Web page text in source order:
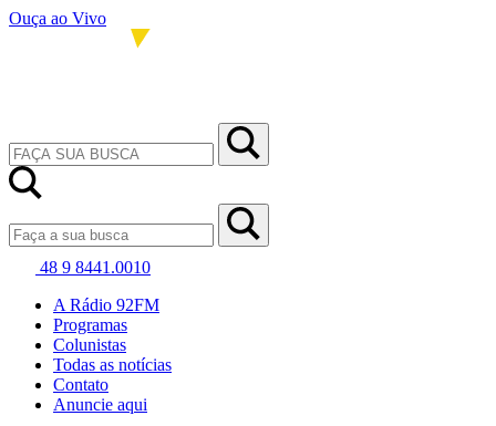
Ouça ao Vivo
48 9 8441.0010
A Rádio 92FM
Programas
Colunistas
Todas as notícias
Contato
Anuncie aqui